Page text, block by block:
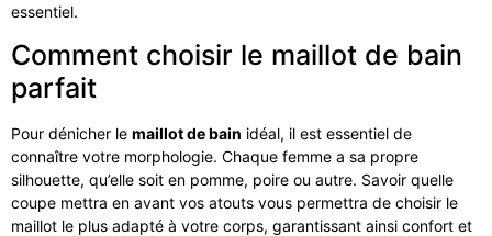
essentiel.
Comment choisir le maillot de bain
parfait
Pour dénicher le maillot de bain idéal, il est essentiel de
connaître votre morphologie. Chaque femme a sa propre
silhouette, qu’elle soit en pomme, poire ou autre. Savoir quelle
coupe mettra en avant vos atouts vous permettra de choisir le
maillot le plus adapté à votre corps, garantissant ainsi confort et